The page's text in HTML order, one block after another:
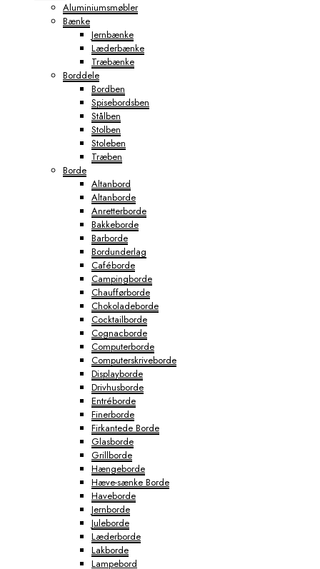
Aluminiumsmøbler
Bænke
Jernbænke
Læderbænke
Træbænke
Borddele
Bordben
Spisebordsben
Stålben
Stolben
Stoleben
Træben
Borde
Altanbord
Altanborde
Anretterborde
Bakkeborde
Barborde
Bordunderlag
Caféborde
Campingborde
Chaufførborde
Chokoladeborde
Cocktailborde
Cognacborde
Computerborde
Computerskriveborde
Displayborde
Drivhusborde
Entréborde
Finerborde
Firkantede Borde
Glasborde
Grillborde
Hængeborde
Hæve-sænke Borde
Haveborde
Jernborde
Juleborde
Læderborde
Lakborde
Lampebord